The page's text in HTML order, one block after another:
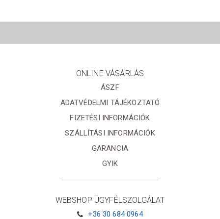
ONLINE VÁSÁRLÁS
ÁSZF
ADATVÉDELMI TÁJÉKOZTATÓ
FIZETÉSI INFORMÁCIÓK
SZÁLLÍTÁSI INFORMÁCIÓK
GARANCIA
GYIK
WEBSHOP ÜGYFÉLSZOLGÁLAT
+36 30 684 0964